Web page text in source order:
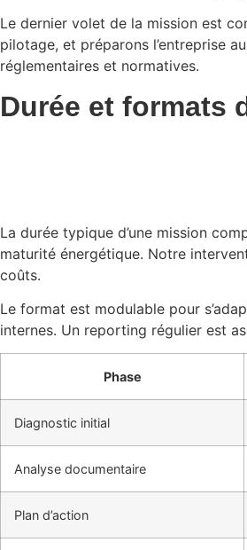
Le dernier volet de la mission est
pilotage, et préparons l’entreprise
réglementaires et normatives.
Durée et formats
La durée typique d’une mission
maturité énergétique. Notre
coûts.
Le format est modulable pour
internes. Un reporting régulier est
Phase
Diagnostic initial
Analyse documentaire
Plan d’action